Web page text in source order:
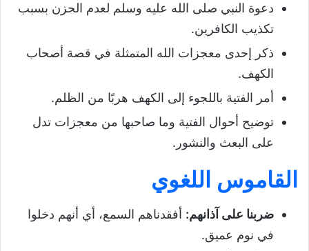
دعوة النبي صلى الله عليه وسلم لعدم الحزن بسبب
تكذيب الكافرين.
ذكر إحدى معجزات الله المتمثلة في قصة أصحاب
الكهف.
أمر الفتية باللجوء إلى الكهف هربًا من الظلم.
توضيح أحوال الفتية وما صاحبها من معجزات تدل
على البعث والنشور.
القاموس اللغوي
ضربنا على آذانهم: أفقدناهم السمع، أي أنهم دخلوا
في نوم عميق.